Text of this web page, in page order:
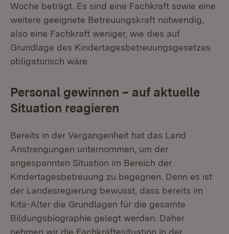
Woche beträgt. Es sind eine Fachkraft sowie eine
weitere geeignete Betreuungskraft notwendig,
also eine Fachkraft weniger, wie dies auf
Grundlage des Kindertagesbetreuungsgesetzes
obligatorisch wäre.
Personal gewinnen – auf aktuelle
Situation reagieren
Bereits in der Vergangenheit hat das Land
Anstrengungen unternommen, um der
angespannten Situation im Bereich der
Kindertagesbetreuung zu begegnen. Denn es ist
der Landesregierung bewusst, dass bereits im
Kita-Alter die Grundlagen für die gesamte
Bildungsbiographie gelegt werden. Daher
nehmen wir die Fachkräftesituation in der